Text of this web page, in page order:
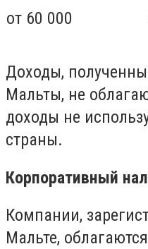
от 60 000
Доходы,
Мальты, не
доходы не
страны.
Корпоративный
Компании,
Мальте,